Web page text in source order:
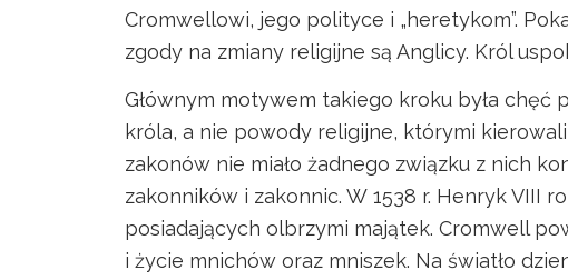
Cromwellowi, jego polityce i „heretykom”.
zgody na zmiany religijne są Anglicy. Król
Głównym motywem takiego kroku była
króla, a nie powody religijne, którymi
zakonów nie miało żadnego związku z nich
zakonników i zakonnic. W 1538 r. Henryk VIII
posiadających olbrzymi majątek. Cromwell
i życie mnichów oraz mniszek. Na światło